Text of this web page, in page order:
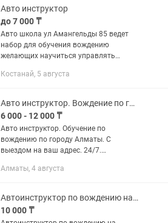
к...
Авто инструктор
до 7 000 ₸
Авто школа ул Амангельды 85 ведет
набор для обучения вождению
желающих научиться управлять
водитеским удостоверением и без на
коробке передач...
Костанай, 5 августа
Авто инструктор. Вождение по городу Алматы
6 000 - 12 000 ₸
Авто инструктор. Обучение по
вождению по городу Алматы. С
выездом на ваш адрес. 24/7.
педалью. Опыт работы 7 лет
Алматы, 4 августа
Автоинструктор по вождению на вашем авто, инструктор по вождению Максим
10 000 ₸